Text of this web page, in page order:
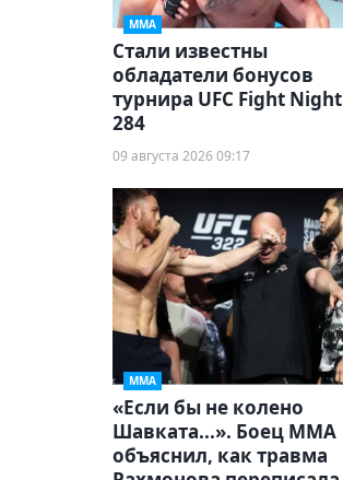
ММА
Стали известны
обладатели бонусов
турнира UFC Fight Night
284
09 августа 2026 09:17
ММА
«Если бы не колено
Шавката...». Боец ММА
объяснил, как травма